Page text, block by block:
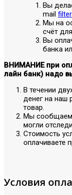
Вы
mail
Мы на
счёт
Вы
банка
ВНИМАНИЕ при
лайн банк) надо
В течении
денег на наш
товар.
Мы сообщаем
могли
Стоимость
оплачиваете
Условия